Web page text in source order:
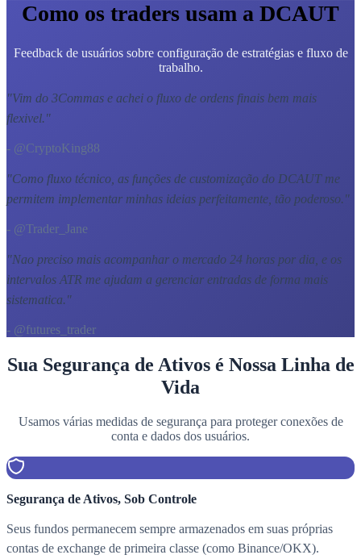
Como os traders usam a DCAUT
Feedback de usuários sobre configuração de estratégias e fluxo de
trabalho.
"Vim do 3Commas e achei o fluxo de ordens finais bem mais
flexivel."
- @CryptoKing88
"Como fluxo técnico, as funções de customização do DCAUT me
permitem implementar minhas ideias perfeitamente, tão poderoso. "
- @Trader_Jane
"Nao preciso mais acompanhar o mercado 24 horas por dia, e os
intervalos ATR me ajudam a gerenciar entradas de forma mais
sistematica."
- @futures_trader
Sua Segurança de Ativos é Nossa Linha de
Vida
Usamos várias medidas de segurança para proteger conexões de
conta e dados dos usuários.
Segurança de Ativos, Sob Controle
Seus fundos permanecem sempre armazenados em suas próprias
contas de exchange de primeira classe (como Binance/OKX).